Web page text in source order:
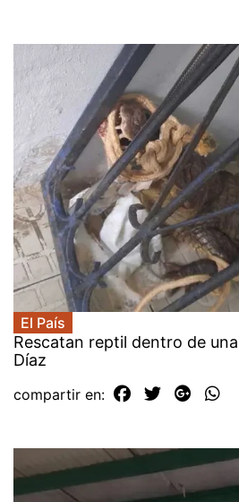
El País
Rescatan reptil dentro de
Díaz
compartir en: